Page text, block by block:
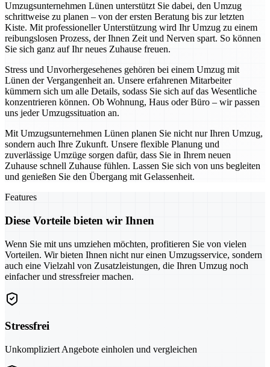
Umzugsunternehmen Lünen unterstützt Sie dabei, den Umzug
schrittweise zu planen – von der ersten Beratung bis zur letzten
Kiste. Mit professioneller Unterstützung wird Ihr Umzug zu einem
reibungslosen Prozess, der Ihnen Zeit und Nerven spart. So können
Sie sich ganz auf Ihr neues Zuhause freuen.
Stress und Unvorhergesehenes gehören bei einem Umzug mit
Lünen der Vergangenheit an. Unsere erfahrenen Mitarbeiter
kümmern sich um alle Details, sodass Sie sich auf das Wesentliche
konzentrieren können. Ob Wohnung, Haus oder Büro – wir passen
uns jeder Umzugssituation an.
Mit Umzugsunternehmen Lünen planen Sie nicht nur Ihren Umzug,
sondern auch Ihre Zukunft. Unsere flexible Planung und
zuverlässige Umzüge sorgen dafür, dass Sie in Ihrem neuen
Zuhause schnell Zuhause fühlen. Lassen Sie sich von uns begleiten
und genießen Sie den Übergang mit Gelassenheit.
Features
Diese Vorteile bieten wir Ihnen
Wenn Sie mit uns umziehen möchten, profitieren Sie von vielen
Vorteilen. Wir bieten Ihnen nicht nur einen Umzugsservice, sondern
auch eine Vielzahl von Zusatzleistungen, die Ihren Umzug noch
einfacher und stressfreier machen.
Stressfrei
Unkompliziert Angebote einholen und vergleichen